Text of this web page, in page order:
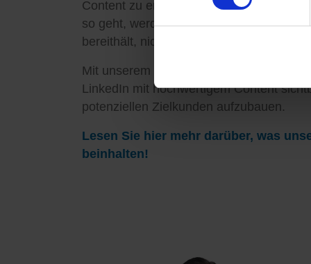
Content zu erstellen und so auf
so geht, werden Sie das große
bereithält, nicht voll ausschöpfen können.
Mit unserem neuen Angebot „Content
LinkedIn mit hochwertigem Content
potenziellen Zielkunden aufzubauen.
Lesen Sie hier mehr darüber, was
beinhalten!